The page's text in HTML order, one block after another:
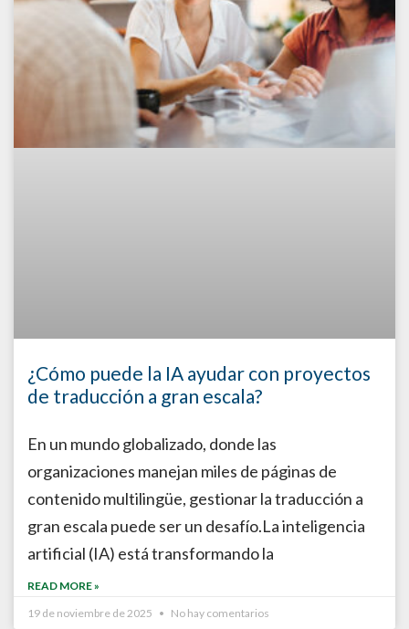
¿Cómo puede la IA ayudar con proyectos
de traducción a gran escala?
En un mundo globalizado, donde las
organizaciones manejan miles de páginas de
contenido multilingüe, gestionar la traducción a
gran escala puede ser un desafío.La inteligencia
artificial (IA) está transformando la
READ MORE »
19 de noviembre de 2025
No hay comentarios